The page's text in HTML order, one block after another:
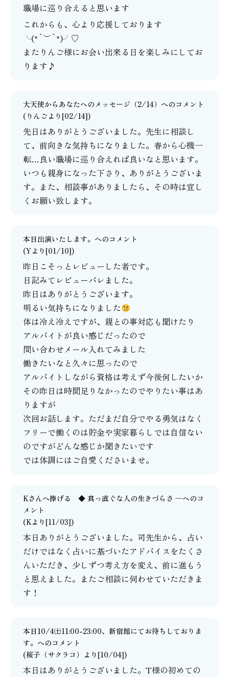
職場に巡り合えると思います
これからも、心より応援しております
╰(*´︶`*)╯♡
またりんご様にお会い出来る日を楽しみにしてお
ります♪
大天使からあなたへのメッセージ（2/14） へのコメント
(りんごより[02/14])
先日はありがとうございました。先生に相談し
て、前向きな気持ちになりました。春から心機一
転…良い職場に巡り合えれば良いなと思います。
いつも親身になった下さり、ありがとうございま
す。また、相談事がありましたら、その時は宜し
くお願い致します。
本日出演いたします。 へのコメント
(Yより[01/10])
昨日こそっとレビューした者です。
日記みてレビューバレました。
昨日はありがとうございます。
明るい気持ちになりました
体は冷え冷えですが、親との事対応も聞けたり
アルバイトが良い感じだったので
問い合わせメール入れてみました
働きたいなと久々に思ったので
アルバイトしながら資格は考えず今後何したいか
その昨日は時間足りなかったのでやりたい事はあ
りますが
次回お話します。ただまだ自分でやる勇気はなく
フリーで働くのは貯金や実家暮らしでは自信ない
のですがどんな感じか聞きたいです
では体調にはご自愛くださいませ。
Kさんへ捧げる ◆ 真っ直ぐな人の生きづらさ ─へのコ
メント
(Kより[11/03])
本日ありがとうございました。司先生から、占い
だけではなく占いに基づいたアドバイスをたくさ
んいただき、少しずつ考え方を変え、前に進もう
と思えました。またご相談に伺わせていただきま
す！
本日10/4㈯11:00-23:00、新宿館にてお待ちしておりま
す。 へのコメント
(桜子（サクラコ） より[10/04])
本日はありがとうございました。T様の初めての